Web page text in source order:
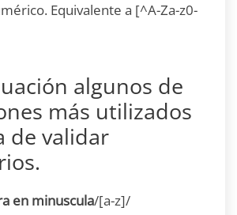
Equivalente a [^A-Za-z0-
algunos de
más utilizados
de validar
en minuscula/[a-z]/